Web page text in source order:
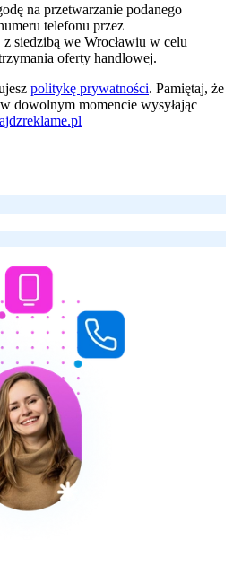
na przetwarzanie podanego
telefonu przez
siedzibą we Wrocławiu w celu
oferty handlowej.
politykę prywatności. Pamiętaj, że
dowolnym momencie wysyłając